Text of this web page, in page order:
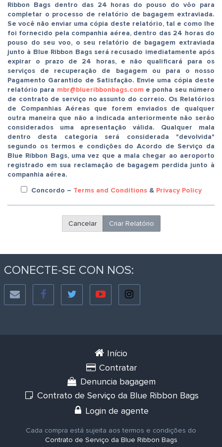
Ribbon Bags dentro das 24 horas do pouso do vôo para
completar o processo de relatório de bagagem extraviada.
Se você não enviar uma cópia deste relatório, tal e como lhe
foi fornecido pela companhia aérea, dentro das 24 horas do
pouso do seu voo, o seu relatório de bagagem extraviada
junto à Blue Ribbon Bags será recusado imediatamente após
expirar o prazo de 24 horas, e não qualificará para os
serviços de recuperação de bagagem ou para o nosso
Pagamento Garantido de Satisfação. Envie uma cópia deste
relatório para mbr@blueribbonbags.com e ponha seu número
de contrato de serviço no assunto do correio. Os Relatórios
de Companhias Aéreas que forem enviados de qualquer
outra maneira que não a indicada anteriormente não serão
considerados uma apresentação válida. Qualquer mala
dentro desta categoria será considerada "devolvida"
segundo os termos e condições do Acordo de Serviço da
Blue Ribbon Bags, uma vez que a mala chegar ao aeroporto
registrado em sua reclamação de bagagem perdida junto à
companhia aérea.
Concordo – Terms and Conditions& Privacy Policy
Cancelar Criar Relatório
CONECTE-SE CON NOS:
Início
Contratar
Denuncia bagagem
Contrato de Serviço da Blue Ribbon Bags
Login de agente
Cada compra está sujeita aos termos e condições do
Contrato de Serviço da Blue Ribbon Bags